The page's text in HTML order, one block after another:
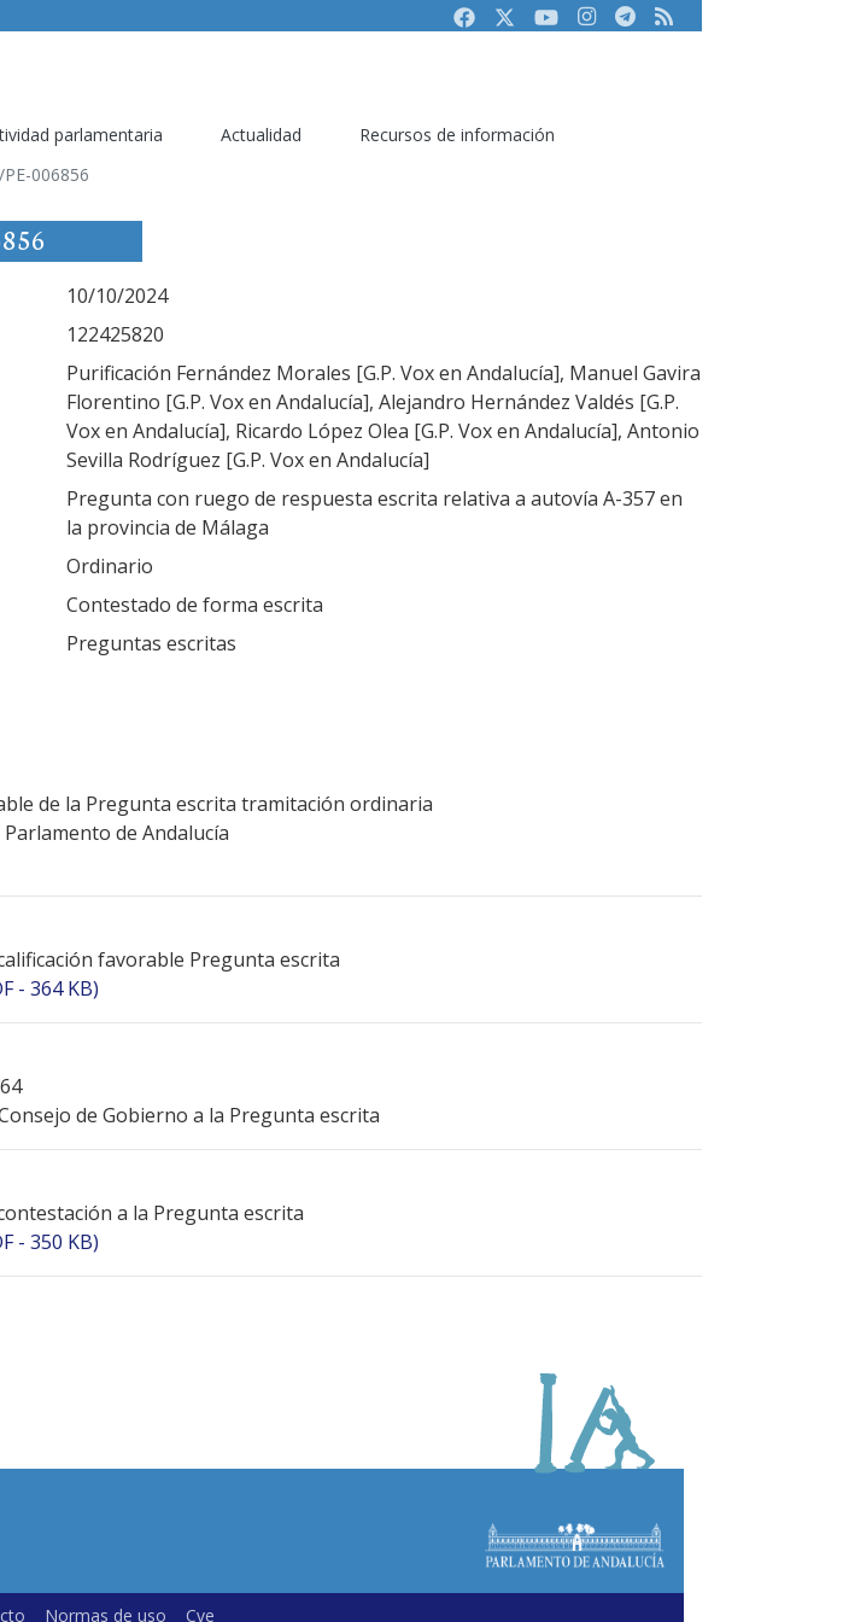
FacebookTwitterYoutubeInstagram
Telegram
RSS
parlamentaria Actualidad
Recursos de información
006856
10/10/2024
122425820
Purificación Fernández Morales [G.P. Vox en Andalucía], Manuel Gavira
Florentino [G.P. Vox en Andalucía], Alejandro Hernández Valdés [G.P.
Vox en Andalucía], Ricardo López Olea [G.P. Vox en Andalucía], Antonio
Sevilla Rodríguez [G.P. Vox en Andalucía]
Pregunta con ruego de respuesta escrita relativa a autovía A-357 en
la provincia de Málaga
Ordinario
Contestado de forma escrita
Preguntas escritas
de la Pregunta escrita tramitación ordinaria
Parlamento de Andalucía
favorable Pregunta escrita
- 364 KB)
de Gobierno a la Pregunta escrita
a la Pregunta escrita
- 350 KB)
Normas de uso Cve